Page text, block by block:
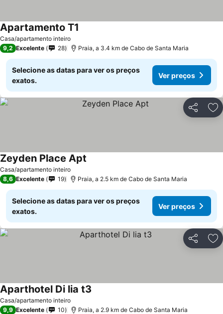
Casa/apartamento inteiro
Apartamento T1
9,2 Excelente 28 Praia, a 3.4 km de Cabo de Santa Maria
Selecione as datas para ver os preços
exatos.
Ver preços
Partilhar
Casa/apartamento inteiro
Zeyden Place Apt
8,6 Excelente 19 Praia, a 2.5 km de Cabo de Santa Maria
Selecione as datas para ver os preços
exatos.
Ver preços
Partilhar
Casa/apartamento inteiro
Aparthotel Di lia t3
9,9 Excelente 10 Praia, a 2.9 km de Cabo de Santa Maria